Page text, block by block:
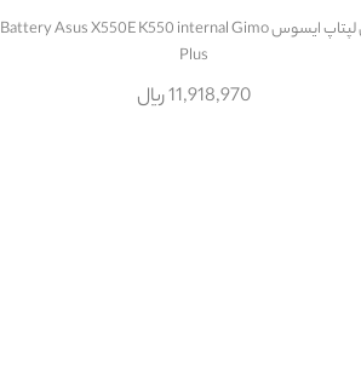
باتری لپتاپ ایسوس Battery Asus X550E K550 internal Gimo
Plus
11,918,970 ریال